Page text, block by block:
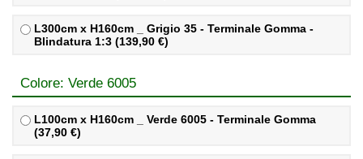
L300cm x H160cm _ Grigio 35 - Terminale Gomma -
Blindatura 1:3 (139,90 €)
Colore: Verde 6005
L100cm x H160cm _ Verde 6005 - Terminale Gomma
(37,90 €)